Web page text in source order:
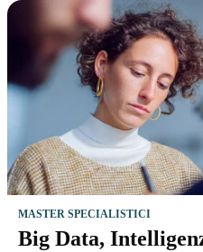
MASTER SPECIALISTICI
Big Data,